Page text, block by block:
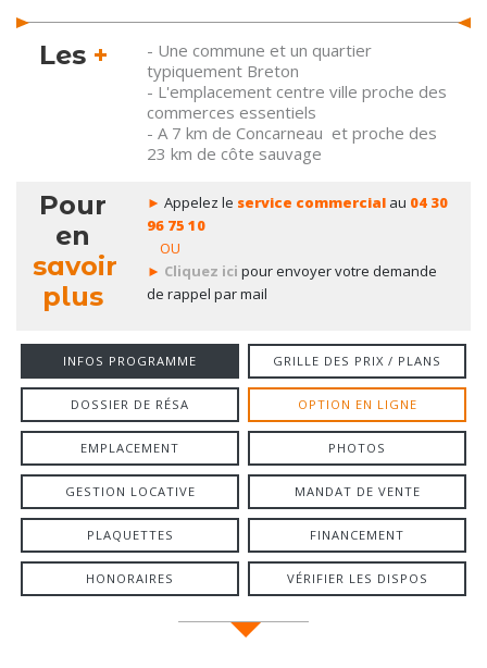
Les +
- Une commune et un quartier
typiquement Breton
- L'emplacement centre ville proche des
commerces essentiels
- A 7 km de Concarneau et proche des
23 km de côte sauvage
Pour
en
savoir
plus
► Appelez le service commercial au 04 30
96 75 10
OU
► Cliquez ici pour envoyer votre demande
de rappel par mail
INFOS PROGRAMME GRILLE DES PRIX / PLANS
DOSSIER DE RÉSA OPTION EN LIGNE
EMPLACEMENT PHOTOS
GESTION LOCATIVE MANDAT DE VENTE
PLAQUETTES FINANCEMENT
HONORAIRES VÉRIFIER LES DISPOS